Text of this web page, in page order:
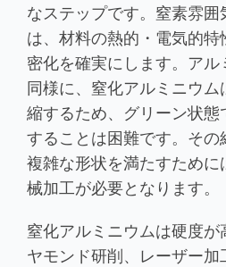
なステップです。窒素雰
は、材料の熱的・電気的
密化を確実にします。アル
同様に、窒化アルミニウム
縮するため、グリーン状
することは困難です。その
複雑な形状を満たすため
械加工が必要となります。
窒化アルミニウムは硬度が
ヤモンド研削、レーザー